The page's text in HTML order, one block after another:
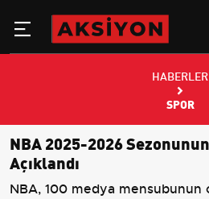
HABERLER
SPOR
NBA 2025-2026
Açıklandı
NBA, 100 medya mensubunun